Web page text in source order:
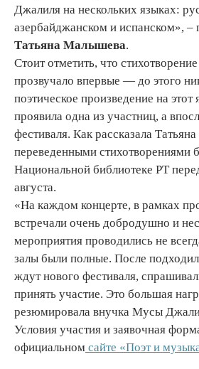
Джалиля на нескольких языках:
азербайджанском и испанском», –
Татьяна Малышева.
Стоит отметить, что
прозвучало впервые — до этого
поэтическое произведение на
проявила одна из участниц, а
фестиваля. Как рассказала
переведенными стихотворениями
Национальной библиотеке РТ
августа.
«На каждом концерте, в рамках
встречали очень добродушно и
мероприятия проводились не
залы были полные. После
ждут нового фестиваля,
принять участие. Это большая
резюмировала внучка Мусы
Условия участия и заявочная
официальном сайте «Поэт и